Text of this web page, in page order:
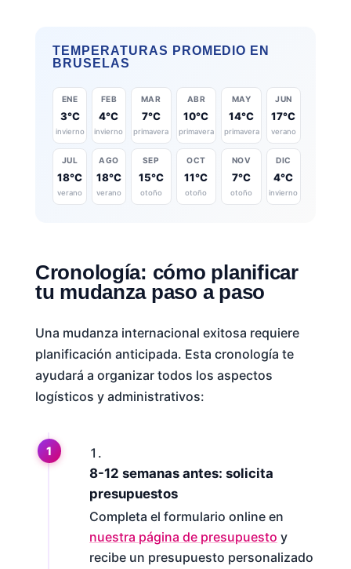
TEMPERATURAS PROMEDIO EN
BRUSELAS
ENE
3°C
invierno
FEB
4°C
invierno
MAR
7°C
primavera
ABR
10°C
primavera
MAY
14°C
primavera
JUN
17°C
verano
JUL
18°C
verano
AGO
18°C
verano
SEP
15°C
otoño
OCT
11°C
otoño
NOV
7°C
otoño
DIC
4°C
invierno
Cronología: cómo planificar
tu mudanza paso a paso
Una mudanza internacional exitosa requiere
planificación anticipada. Esta cronología te
ayudará a organizar todos los aspectos
logísticos y administrativos:
8-12 semanas antes: solicita
presupuestos
Completa el formulario online en
nuestra página de presupuesto y
recibe un presupuesto personalizado